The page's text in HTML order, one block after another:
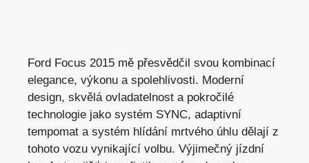
Ford Focus 2015 mě přesvědčil svou kombinací
elegance, výkonu a spolehlivosti. Moderní
design, skvělá ovladatelnost a pokročilé
technologie jako systém SYNC, adaptivní
tempomat a systém hlídání mrtvého úhlu dělají z
tohoto vozu vynikající volbu. Výjimečný jízdní